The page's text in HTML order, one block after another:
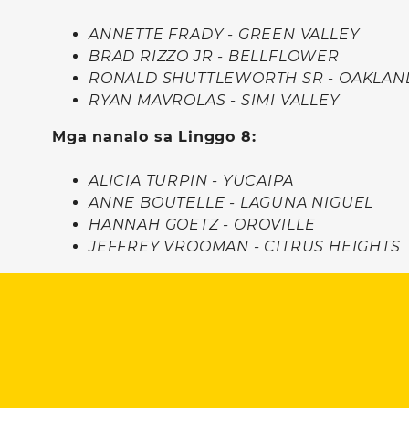
ANNETTE FRADY - GREEN VALLEY
BRAD RIZZO JR - BELLFLOWER
RONALD SHUTTLEWORTH SR -
RYAN MAVROLAS - SIMI VALLEY
Mga nanalo sa Linggo 8:
ALICIA TURPIN - YUCAIPA
ANNE BOUTELLE - LAGUNA NIGUEL
HANNAH GOETZ - OROVILLE
JEFFREY VROOMAN - CITRUS HEIGHTS